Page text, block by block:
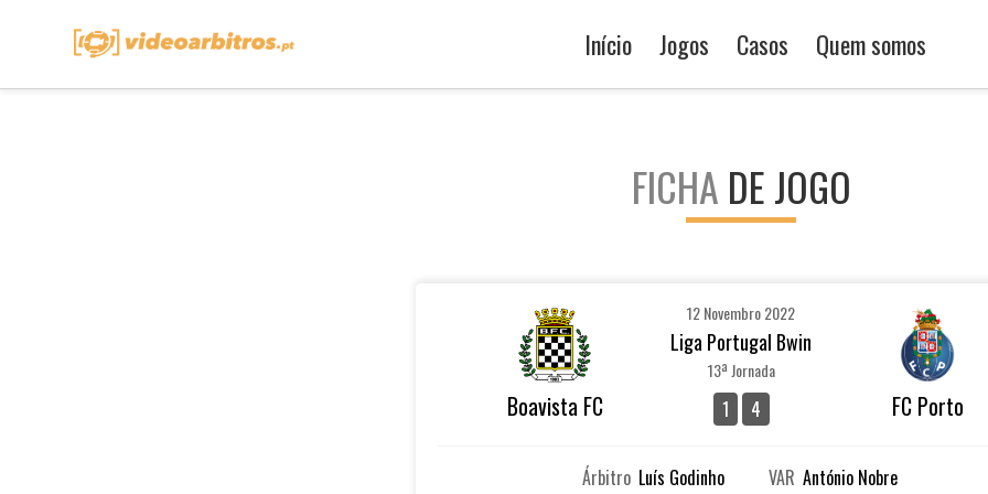
Início Jogos Casos Quem somos
FICHA DE JOGO
Boavista FC
12 Novembro 2022
Liga Portugal Bwin
13ª Jornada
1 4 FC Porto
Árbitro Luís Godinho VAR António Nobre